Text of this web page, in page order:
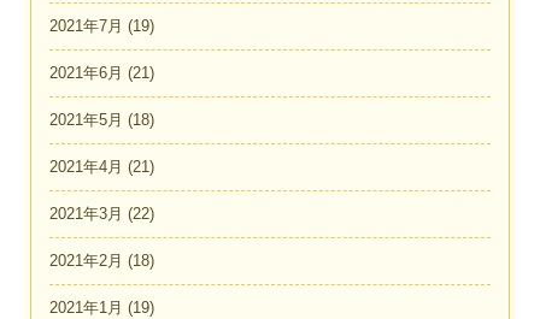
2021年7月 (19)
2021年6月 (21)
2021年5月 (18)
2021年4月 (21)
2021年3月 (22)
2021年2月 (18)
2021年1月 (19)